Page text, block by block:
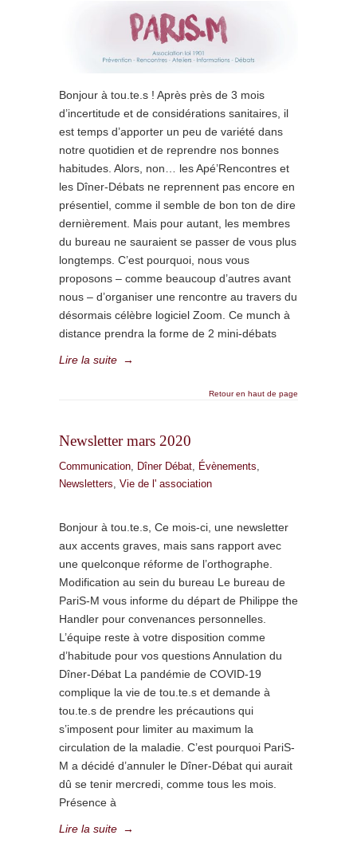
Bonjour à tou.te.s ! Après près de 3 mois
d’incertitude et de considérations sanitaires, il
est temps d’apporter un peu de variété dans
notre quotidien et de reprendre nos bonnes
habitudes. Alors, non… les Apé’Rencontres et
les Dîner-Débats ne reprennent pas encore en
présentiel, comme il semble de bon ton de dire
dernièrement. Mais pour autant, les membres
du bureau ne sauraient se passer de vous plus
longtemps. C’est pourquoi, nous vous
proposons – comme beaucoup d’autres avant
nous – d’organiser une rencontre au travers du
désormais célèbre logiciel Zoom. Ce munch à
distance prendra la forme de 2 mini-débats
Lire la suite →
Retour en haut de page
Newsletter mars 2020
Communication, Dîner Débat, Évènements,
Newsletters, Vie de l' association
Bonjour à tou.te.s, Ce mois-ci, une newsletter
aux accents graves, mais sans rapport avec
une quelconque réforme de l’orthographe.
Modification au sein du bureau Le bureau de
PariS-M vous informe du départ de Philippe the
Handler pour convenances personnelles.
L’équipe reste à votre disposition comme
d’habitude pour vos questions Annulation du
Dîner-Débat La pandémie de COVID-19
complique la vie de tou.te.s et demande à
tou.te.s de prendre les précautions qui
s’imposent pour limiter au maximum la
circulation de la maladie. C’est pourquoi PariS-
M a décidé d’annuler le Dîner-Débat qui aurait
dû se tenir mercredi, comme tous les mois.
Présence à
Lire la suite →